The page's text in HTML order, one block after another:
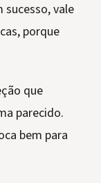
sucesso, vale
porque
que
parecido.
bem para